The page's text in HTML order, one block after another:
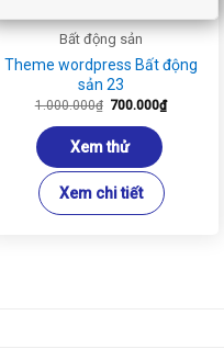
Bất động sản
Theme wordpress Bất động
sản 23
1.000.000₫ Giá
là:
1.000.000₫.
700.000₫Giá
hiện
Xem thử
Xem chi tiết